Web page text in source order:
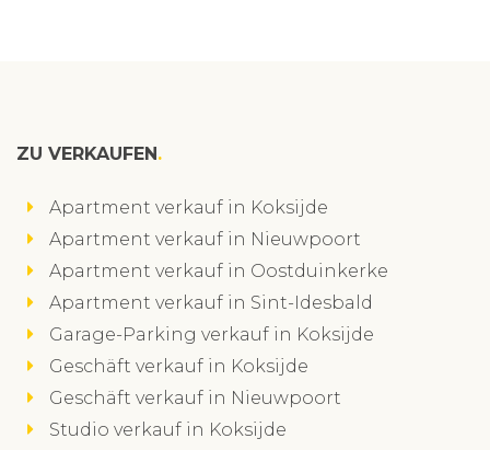
ZU VERKAUFEN
Apartment verkauf in Koksijde
Apartment verkauf in Nieuwpoort
Apartment verkauf in Oostduinkerke
Apartment verkauf in Sint-Idesbald
Garage-Parking verkauf in Koksijde
Geschäft verkauf in Koksijde
Geschäft verkauf in Nieuwpoort
Studio verkauf in Koksijde